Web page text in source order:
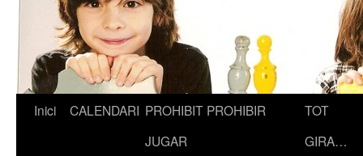
Vés
Inici CALENDARI PROHIBIT PROHIBIR
JUGAR
TOT
GIRA…